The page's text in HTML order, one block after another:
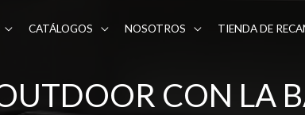
CATÁLOGOS NOSOTROS TIENDA DE
CON LA